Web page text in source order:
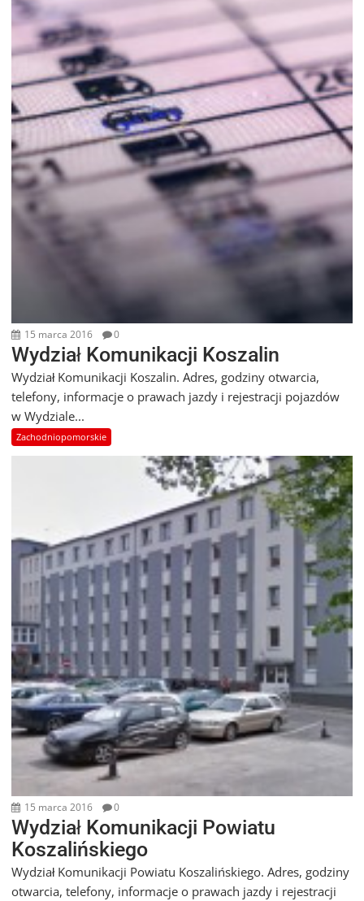
15 marca 2016 0
Wydział Komunikacji Koszalin
Wydział Komunikacji Koszalin. Adres, godziny otwarcia,
telefony, informacje o prawach jazdy i rejestracji pojazdów
w Wydziale...
Zachodniopomorskie
15 marca 2016 0
Wydział Komunikacji Powiatu
Koszalińskiego
Wydział Komunikacji Powiatu Koszalińskiego. Adres, godziny
otwarcia, telefony, informacje o prawach jazdy i rejestracji